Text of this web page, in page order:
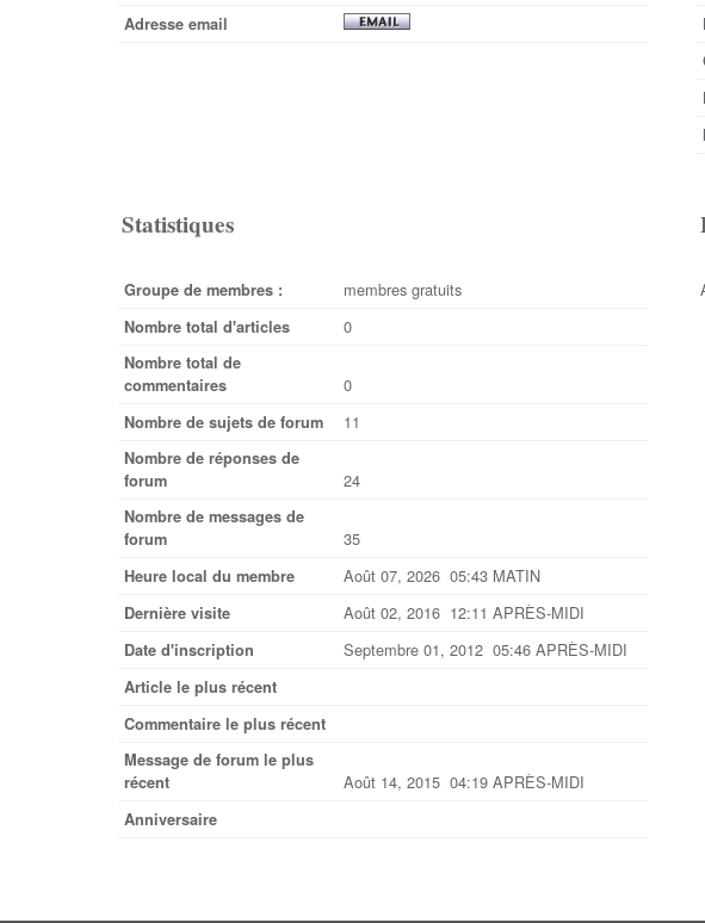
Adresse email
Statistiques
Groupe de membres : membres gratuits
Nombre total d'articles 0
Nombre total de
commentaires
0
Nombre de sujets de forum 11
Nombre de réponses de
forum
24
Nombre de messages de
forum
35
Heure local du membre Août 07, 2026 05:43 MATIN
Dernière visite Août 02, 2016 12:11 APRÈS-MIDI
Date d'inscription Septembre 01, 2012 05:46 APRÈS-MIDI
Article le plus récent
Commentaire le plus récent
Message de forum le plus
récent
Août 14, 2015 04:19 APRÈS-MIDI
Anniversaire